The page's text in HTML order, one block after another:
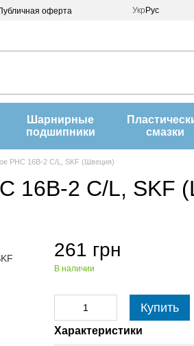
оферта Укр Рус
Шарнирные
подшипники
смазки
PHC 16B-2 C/L, SKF (Швеция)
16B-2 C/L, SKF
261 грн
В наличии
Купить
Характеристики